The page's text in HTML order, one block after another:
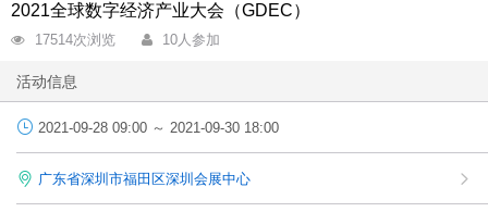
2021全球数字经济产业大会（GDEC）
17514次浏览 10人参加
活动信息
2021-09-28 09:00 ～ 2021-09-30 18:00
广东省深圳市福田区深圳会展中心